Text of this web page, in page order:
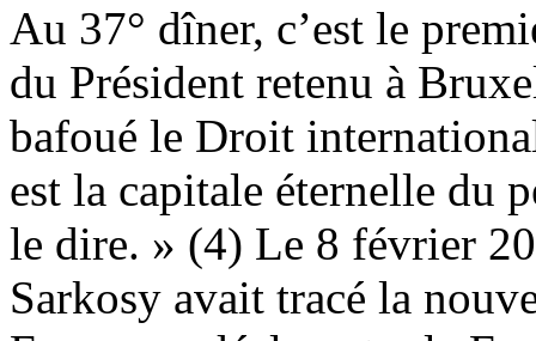
Au 37° dîner, c’est le
du Président retenu à
bafoué le Droit
est la capitale éternelle du
le dire. » (4) Le 8 février
Sarkosy avait tracé la